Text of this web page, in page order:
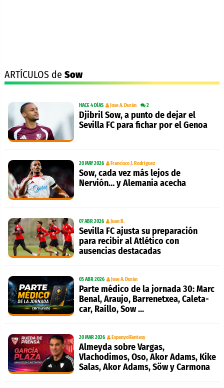
ARTÍCULOS de Sow
HACE 4 DÍAS Jose A. Durán 2
Djibril Sow, a punto de dejar el
Sevilla FC para fichar por el Genoa
20 MAY 2026 Francisco J. Rodríguez
Sow, cada vez más lejos de
Nervión… y Alemania acecha
07 ABR 2026 Juan B.
Sevilla FC ajusta su preparación
para recibir al Atlético con
ausencias destacadas
05 ABR 2026 Jose A. Durán
Parte médico de la jornada 30: Marc
Benal, Araujo, Barrenetxea, Caleta-
car, Raíllo, Sow ...
20 MAR 2026 EspanyolFantasy
Almeyda sobre Vargas,
Vlachodimos, Oso, Akor Adams, Kike
Salas, Akor Adams, Söw y Carmona